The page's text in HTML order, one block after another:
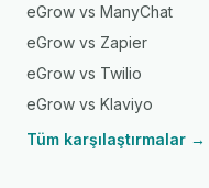
eGrow vs ManyChat
eGrow vs Zapier
eGrow vs Twilio
eGrow vs Klaviyo
Tüm karşılaştırmalar →